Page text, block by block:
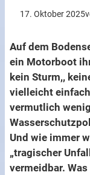
17. Oktober 2025
Auf dem
ein Motorboot
kein Sturm,,
vielleicht
vermutlich
Und wie immer
„tragischer
vermeidbar.